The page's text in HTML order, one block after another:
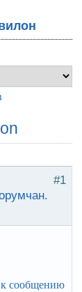
#1
сообщению